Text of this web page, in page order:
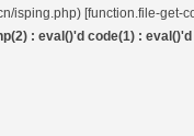
isping.php) [function.file-get-
: eval()'d code(1) :